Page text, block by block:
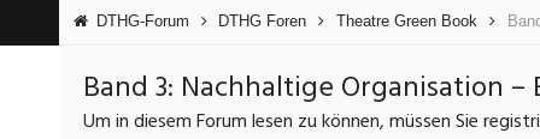
DTHG-Forum DTHG Foren Theatre Green Book
Band 3: Nachhaltige Organisation
Um in diesem Forum lesen zu können, müssen Sie